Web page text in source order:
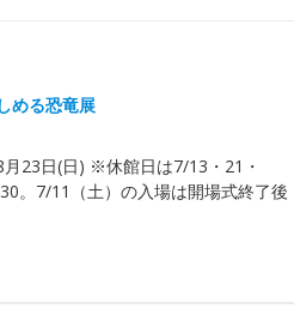
める恐竜展
23日(日) ※休館日は7/13・21・
。7/11（土）の入場は開場式終了後